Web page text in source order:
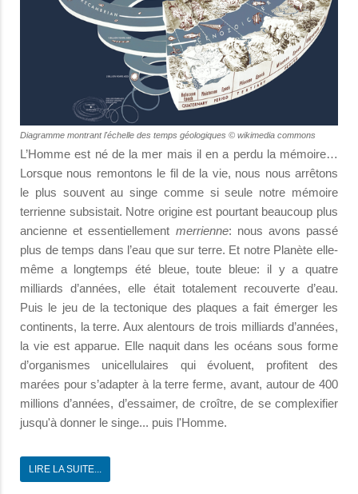
Diagramme montrant l'échelle des temps géologiques © wikimedia commons
L’Homme est né de la mer mais il en a perdu la mémoire…
Lorsque nous remontons le fil de la vie, nous nous arrêtons
le plus souvent au singe comme si seule notre mémoire
terrienne subsistait. Notre origine est pourtant beaucoup plus
ancienne et essentiellement merrienne: nous avons passé
plus de temps dans l’eau que sur terre. Et notre Planète elle-
même a longtemps été bleue, toute bleue: il y a quatre
milliards d’années, elle était totalement recouverte d’eau.
Puis le jeu de la tectonique des plaques a fait émerger les
continents, la terre. Aux alentours de trois milliards d’années,
la vie est apparue. Elle naquit dans les océans sous forme
d’organismes unicellulaires qui évoluent, profitent des
marées pour s’adapter à la terre ferme, avant, autour de 400
millions d’années, d’essaimer, de croître, de se complexifier
jusqu'à donner le singe... puis l'Homme.
LIRE LA SUITE...